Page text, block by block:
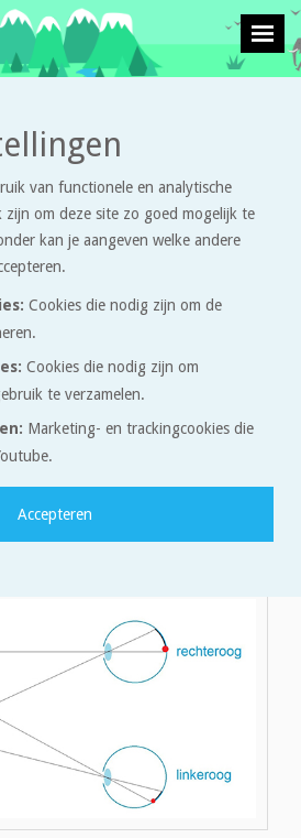
> Hoe maak ik een 3D-tekening en hoe moet ik
een 3D-tekening
ik ernaar kijken?
zoals je dat ook ziet als je kijkt naar
zien van diepte is mogelijk doordat je
van één. Dit wordt uitgelegd in
een speld worden er beelden
doordat elk oog vanuit een iets andere
van functionele en analytische
zijn om deze site zo goed mogelijk te
kan je aangeven welke andere
Cookies die nodig zijn om de
Cookies die nodig zijn om
te verzamelen.
Marketing- en trackingcookies die